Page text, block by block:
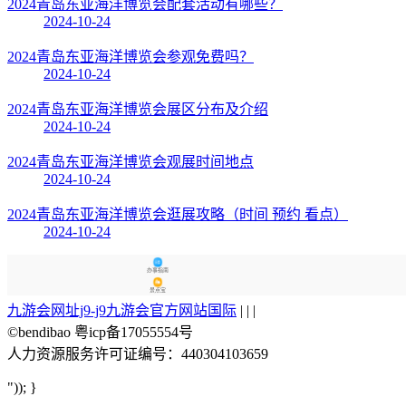
2024青岛东亚海洋博览会配套活动有哪些？
2024-10-24
2024青岛东亚海洋博览会参观免费吗？
2024-10-24
2024青岛东亚海洋博览会展区分布及介绍
2024-10-24
2024青岛东亚海洋博览会观展时间地点
2024-10-24
2024青岛东亚海洋博览会逛展攻略（时间 预约 看点）
2024-10-24
办事指南
景点宝
九游会网址j9-j9九游会官方网站国际 | | |
©bendibao 粤icp备17055554号
人力资源服务许可证编号：440304103659
")); }